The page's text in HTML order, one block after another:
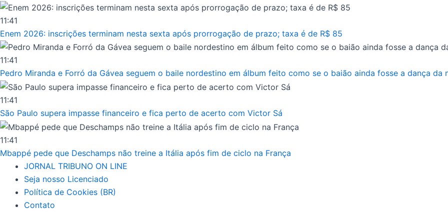
Ir
para
o
conteúdo
11:41
Enem 2026: inscrições terminam nesta sexta após prorrogação de prazo; taxa é de R$ 85
11:41
Pedro Miranda e Forró da Gávea seguem o baile nordestino em álbum feito como se o baião ainda fosse a dança da
11:41
São Paulo supera impasse financeiro e fica perto de acerto com Victor Sá
11:41
Mbappé pede que Deschamps não treine a Itália após fim de ciclo na França
JORNAL TRIBUNO ON LINE
Seja nosso Licenciado
Política de Cookies (BR)
Contato